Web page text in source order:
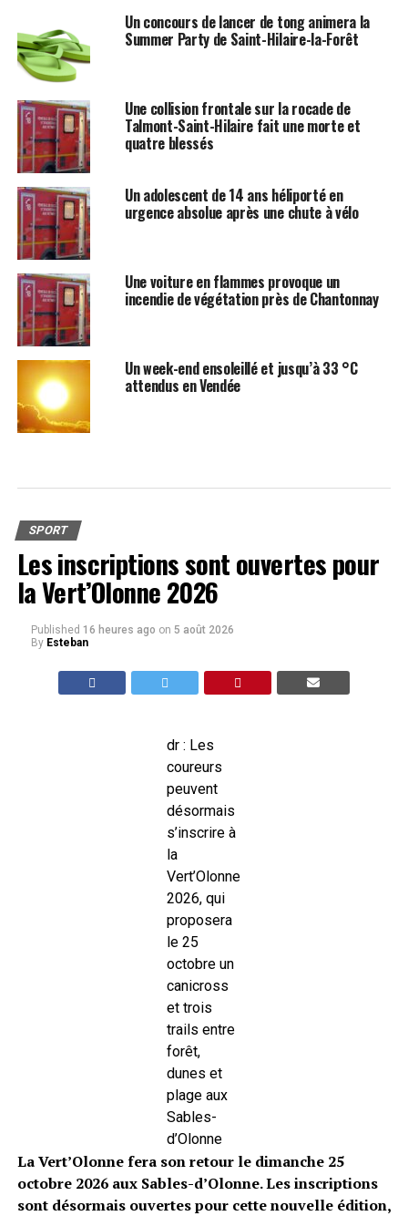
Un concours de lancer de tong animera la
Summer Party de Saint-Hilaire-la-Forêt
Une collision frontale sur la rocade de
Talmont-Saint-Hilaire fait une morte et
quatre blessés
Un adolescent de 14 ans héliporté en
urgence absolue après une chute à vélo
Une voiture en flammes provoque un
incendie de végétation près de Chantonnay
Un week-end ensoleillé et jusqu’à 33 °C
attendus en Vendée
SPORT
Les inscriptions sont ouvertes pour
la Vert’Olonne 2026
Published 16 heures ago on 5 août 2026
By Esteban
dr : Les
coureurs
peuvent
désormais
s’inscrire à
la
Vert’Olonne
2026, qui
proposera
le 25
octobre un
canicross
et trois
trails entre
forêt,
dunes et
plage aux
Sables-
d’Olonne
La Vert’Olonne fera son retour le dimanche 25
octobre 2026 aux Sables-d’Olonne. Les inscriptions
sont désormais ouvertes pour cette nouvelle édition,